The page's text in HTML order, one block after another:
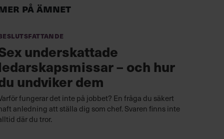
på ämnet
underskattade
– och hur
undviker dem
fungerar det inte på jobbet? En fråga du säkert
anledning att ställa dig som chef. Svaren finns inte
där du tror.